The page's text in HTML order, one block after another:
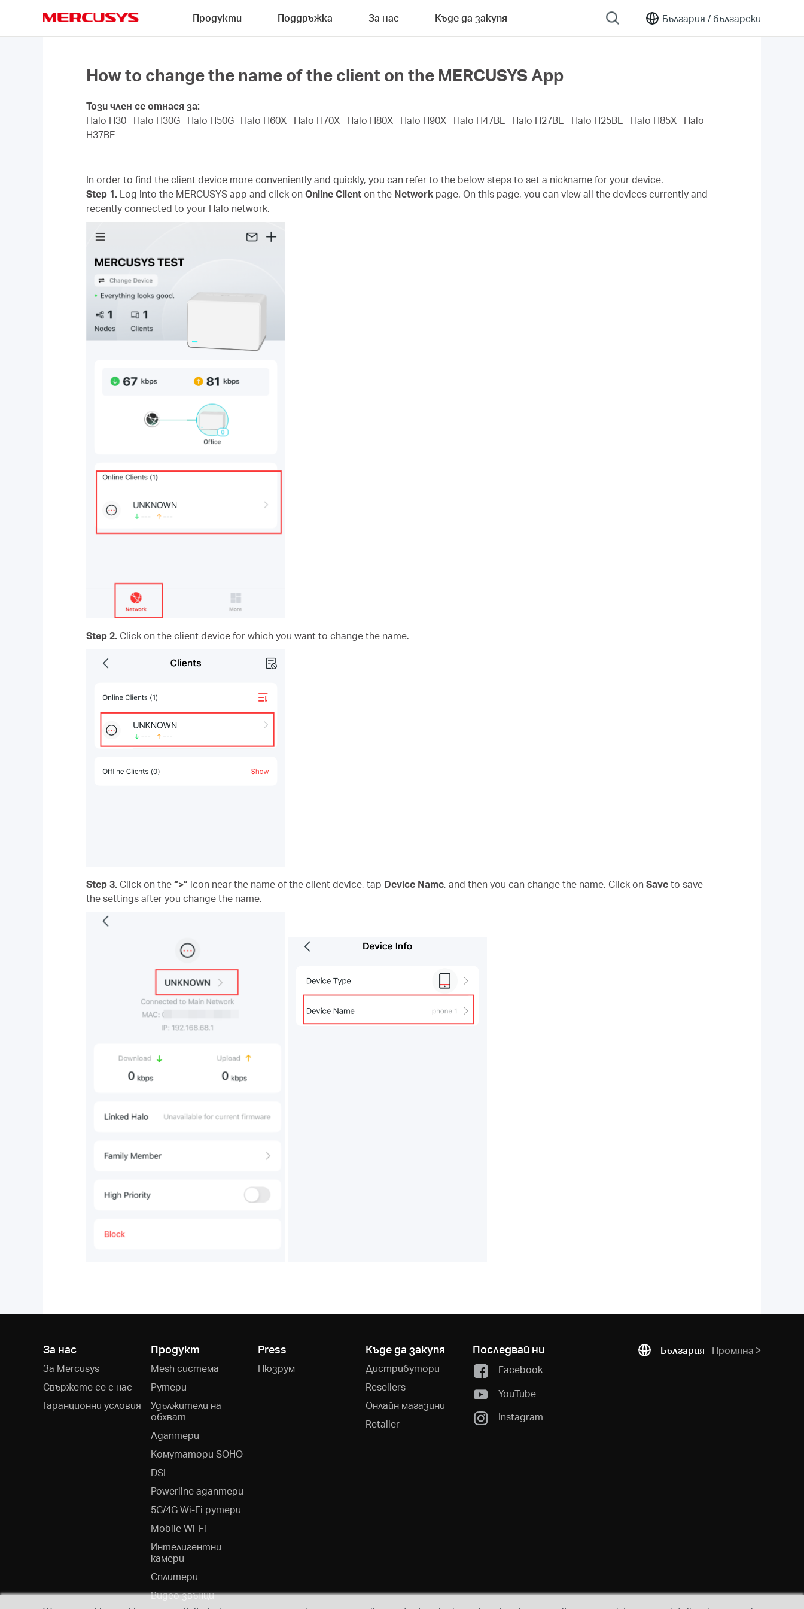
България / български
Продукти Поддръжка За нас Къде да закупя
How to change the name of the client on the MERCUSYS App
Този член се отнася за:
Halo H30
Halo H30G Halo H50G Halo H60X Halo H70X Halo H80X Halo H90X Halo H47BE Halo H27BE Halo H25BE Halo H85X
Halo
H37BE
In order to find the client device more conveniently and quickly, you can refer to the below steps to set a nickname for your device.
Step 1. Log into the MERCUSYS app and click on Online Client on the Network page. On this page, you can view all the devices currently and
recently connected to your Halo network.
Step 2. Click on the client device for which you want to change the name.
Step 3. Click on the “>” icon near the name of the client device, tap Device Name, and then you can change the name. Click on Save to save
the settings after you change the name.
За нас
За Mercusys
Свържете се с нас
Гаранционни условия
Продукт
Mesh система
Рутери
Удължители на
обхват
Адаптери
Kомутатори SOHO
DSL
Powerline адаптери
5G/4G Wi-Fi рутери
Mobile Wi-Fi
Интелигентни
камери
Сплитери
Видео звънци
Press
Нюзрум
Къде да закупя
Дистрибутори
Resellers
Онлайн магазини
Retailer
Последвай ни
Facebook
YouTube
Instagram
България Промяна